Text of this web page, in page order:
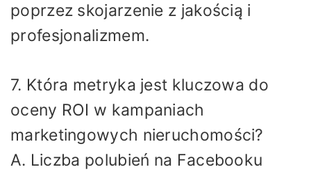
poprzez skojarzenie z jakością i
profesjonalizmem.
7. Która metryka jest kluczowa do
oceny ROI w kampaniach
marketingowych nieruchomości?
A. Liczba polubień na Facebooku